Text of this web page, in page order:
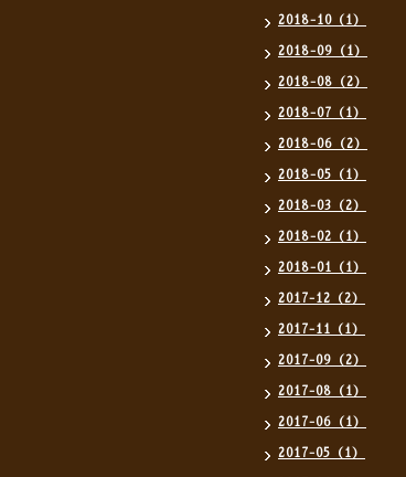
2018-10（1）
2018-09（1）
2018-08（2）
2018-07（1）
2018-06（2）
2018-05（1）
2018-03（2）
2018-02（1）
2018-01（1）
2017-12（2）
2017-11（1）
2017-09（2）
2017-08（1）
2017-06（1）
2017-05（1）